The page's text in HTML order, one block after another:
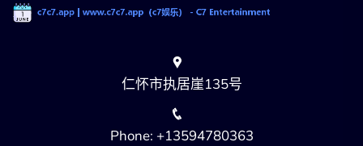
仁怀市执居崖135号
Phone: +13594780363